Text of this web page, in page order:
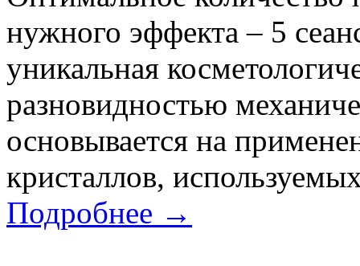
нужного эффекта – 5
уникальная
разновидностью
основывается на
кристаллов,
Подробнее →